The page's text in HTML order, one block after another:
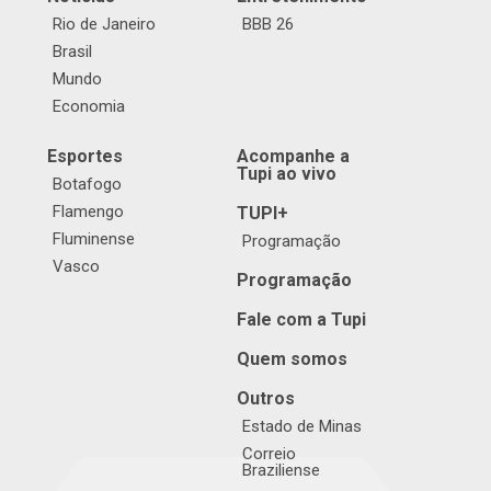
Rio de Janeiro
Brasil
Mundo
Economia
BBB 26
Esportes
Botafogo
Flamengo
Fluminense
Vasco
Acompanhe a
Tupi ao vivo
TUPI+
Programação
Programação
Fale com a Tupi
Quem somos
Outros
Estado de Minas
Correio
Braziliense